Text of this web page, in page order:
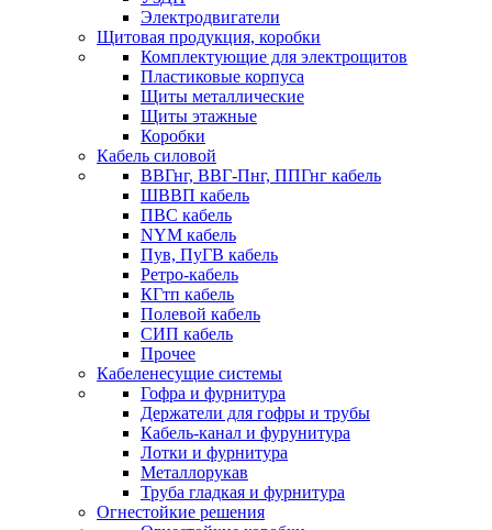
Электродвигатели
Щитовая продукция, коробки
Комплектующие для электрощитов
Пластиковые корпуса
Щиты металлические
Щиты этажные
Коробки
Кабель силовой
ВВГнг, ВВГ-Пнг, ППГнг кабель
ШВВП кабель
ПВС кабель
NYM кабель
Пув, ПуГВ кабель
Ретро-кабель
КГтп кабель
Полевой кабель
СИП кабель
Прочее
Кабеленесущие системы
Гофра и фурнитура
Держатели для гофры и трубы
Кабель-канал и фурунитура
Лотки и фурнитура
Металлорукав
Труба гладкая и фурнитура
Огнестойкие решения